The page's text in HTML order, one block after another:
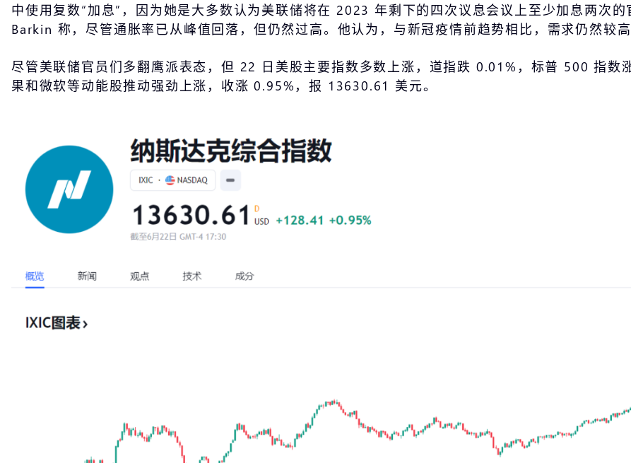
中使用复数“加息”，因为她是大多数认为美联储将在 2023 年剩下的四次议息会议上至少加息两次
Barkin 称，尽管通胀率已从峰值回落，但仍然过高。他认为，与新冠疫情前趋势相比，需求仍然较
尽管美联储官员们多翻鹰派表态，但 22 日美股主要指数多数上涨，道指跌 0.01%，标普 500 指数
果和微软等动能股推动强劲上涨，收涨 0.95%，报 13630.61 美元。